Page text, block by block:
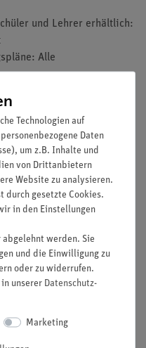
und Lehrer erhältlich:
Alle
mit einem hochohmigen
auf ein weißes
Lernen durch die als
Versuchsbeschreibungen
für die Versuche
Technologien auf
Daten
um z.B. Inhalte und
von Drittanbietern
Website zu analysieren.
durch gesetzte Cookies.
in den Einstellungen
werden. Sie
und die Einwilligung zu
oder zu widerrufen.
unserer Daten­schutz­
Marketing